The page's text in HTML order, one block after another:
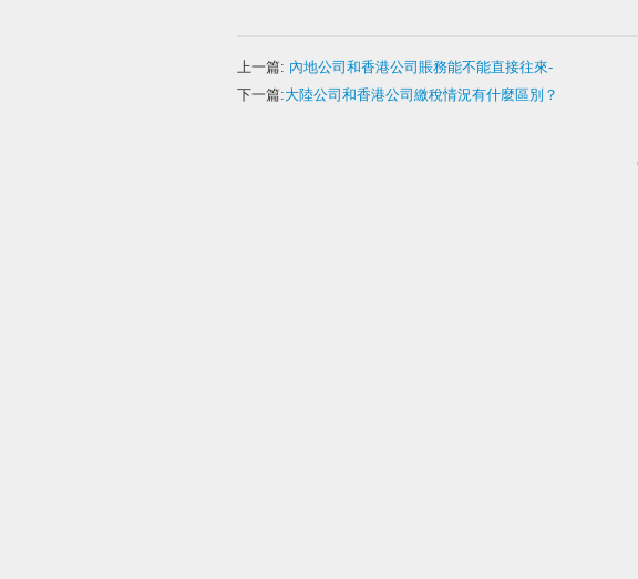
上一篇: 內地公司和香港公司賬務能不能直接往來-
下一篇:大陸公司和香港公司繳稅情況有什麼區別？